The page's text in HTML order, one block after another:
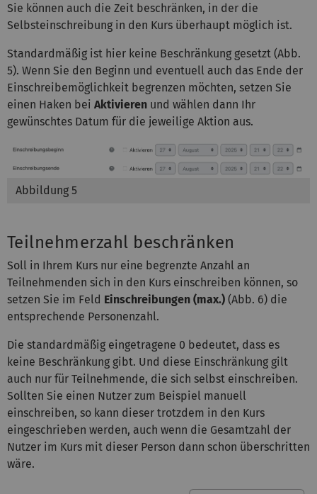
Sie können auch die Zeit beschränken, in der die
Selbsteinschreibung in den Kurs überhaupt möglich ist.
Standardmäßig ist hier keine Beschränkung gesetzt (Abb.
5). Wenn Sie den Beginn und eventuell auch das Ende der
Einschreibemöglichkeit begrenzen möchten, setzen Sie
einen Haken bei Aktivieren und wählen dann Ihr
gewünschtes Datum für die jeweilige Aktion aus.
Abbildung 5
Teilnehmerzahl beschränken
Soll in Ihrem Kurs nur eine begrenzte Anzahl an
Teilnehmenden sich in den Kurs einschreiben können, so
setzen Sie im Feld Einschreibungen (max.) (Abb. 6) die
entsprechende Personenzahl.
Die standardmäßig eingetragene 0 bedeutet, dass es
keine Beschränkung gibt. Und diese Einschränkung gilt
auch nur für Teilnehmende, die sich selbst einschreiben.
Sollten Sie einen Nutzer zum Beispiel manuell
einschreiben, so kann dieser trotzdem in den Kurs
eingeschrieben werden, auch wenn die Gesamtzahl der
Nutzer im Kurs mit dieser Person dann schon überschritten
wäre.